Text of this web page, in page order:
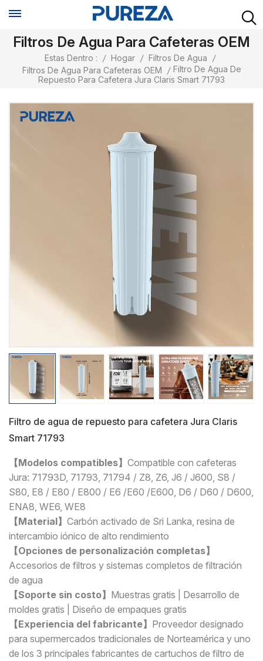
Filtros De Agua Para Cafeteras OEM
Estas Dentro : / Hogar / Filtros De Agua
/
Filtros De Agua Para Cafeteras OEM
/ Filtro De Agua De
Repuesto Para Cafetera Jura Claris Smart 71793
Filtro de agua de repuesto para cafetera Jura Claris
Smart 71793
【Modelos compatibles】 Compatible con cafeteras
Jura: 71793D, 71793, 71794 / Z8, Z6, J6 / J600, S8 /
S80, E8 / E80 / E800 / E6 /E60 /E600, D6 / D60 / D600,
ENA8, WE6, WE8
【Material】 Carbón activado de Sri Lanka, resina de
intercambio iónico de alto rendimiento
【Opciones de personalización completas】
Accesorios de filtros y sistemas completos de filtración
de agua
【Soporte sin costo】 Muestras gratis | Desarrollo de
moldes gratis | Diseño de empaques gratis
【Experiencia del fabricante】 Proveedor designado
para supermercados tradicionales de Norteamérica y uno
de los 3 principales fabricantes de cartuchos de filtro de